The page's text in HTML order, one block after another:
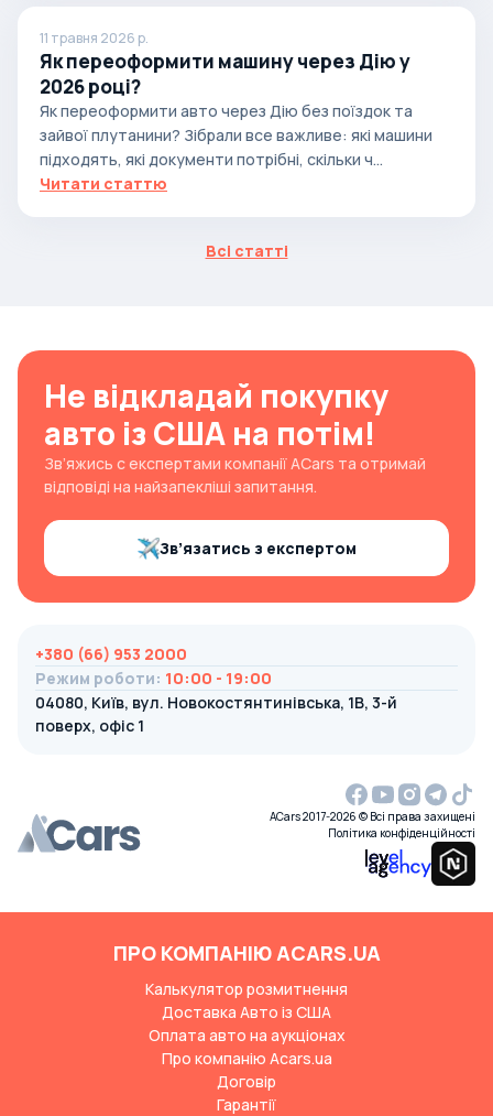
11 травня 2026 р.
Як переоформити машину через Дію у
2026 році?
Як переоформити авто через Дію без поїздок та
зайвої плутанини? Зібрали все важливе: які машини
підходять, які документи потрібні, скільки ч...
Читати статтю
Всі статті
Не відкладай покупку
авто із США на потім!
Зв’яжись с експертами компанії ACars та отримай
відповіді на найзапекліші запитання.
Зв’язатись з експертом
+380 (66) 953 2000
Режим роботи: 10:00 - 19:00
04080, Київ, вул. Новокостянтинівська, 1В, 3-й
поверх, офіс 1
ACars 2017-2026 © Всі права захищені
Політика конфіденційності
ПРО КОМПАНІЮ ACARS.UA
Калькулятор розмитнення
Доставка Авто із США
Оплата авто на аукціонах
Про компанію Acars.ua
Договір
Гарантії